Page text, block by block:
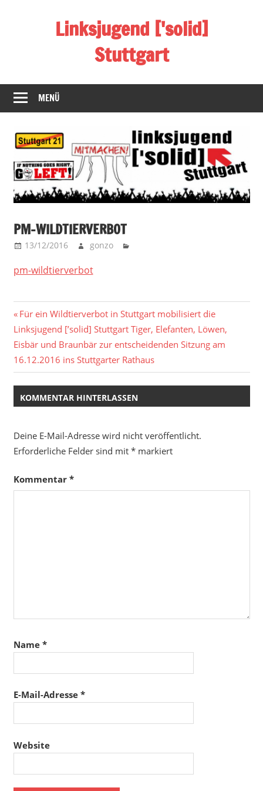
Linksjugend ['solid]
Stuttgart
Homepage
der
['solid]
Stuttgart
MENÜ
PM-WILDTIERVERBOT
13/12/2016 gonzo
pm-wildtierverbot
Beitragsnavigation
Vorheriger
Beitrag:
Für ein Wildtierverbot in Stuttgart mobilisiert die
Linksjugend [’solid] Stuttgart Tiger, Elefanten, Löwen,
Eisbär und Braunbär zur entscheidenden Sitzung am
16.12.2016 ins Stuttgarter Rathaus
KOMMENTAR HINTERLASSEN
Deine E-Mail-Adresse wird nicht veröffentlicht.
Erforderliche Felder sind mit *markiert
Kommentar *
Name *
E-Mail-Adresse *
Website